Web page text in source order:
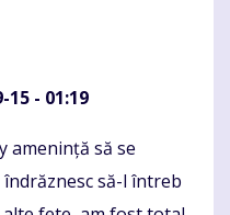
15 - 01:19
amenință să se
să-l întreb